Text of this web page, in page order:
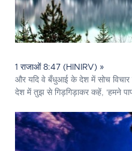
1 राजाओं 8:47 (HINIRV) »
और यदि वे बँधुआई के देश में सोच विचार
देश में तुझ से गिड़गिड़ाकर कहें, 'हमने